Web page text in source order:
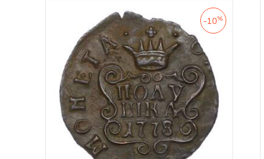
-10%